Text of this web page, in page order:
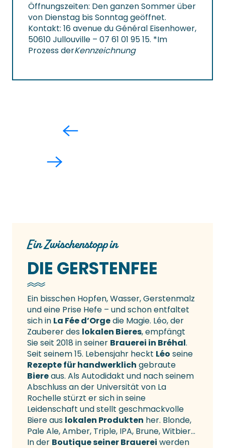
Öffnungszeiten: Den ganzen Sommer über
von Dienstag bis Sonntag geöffnet.
Kontakt: 16 avenue du Général Eisenhower,
50610 Jullouville – 07 61 01 95 15. *Im
Prozess derKennzeichnung
Ein Zwischenstopp in
DIE GERSTENFEE
Ein bisschen Hopfen, Wasser, Gerstenmalz
und eine Prise Hefe – und schon entfaltet
sich in La Fée d’Orgedie Magie. Léo, der
Zauberer des lokalen Bieres, empfängt
Sie seit 2018 in seiner Brauerei in Bréhal.
Seit seinem 15. Lebensjahr heckt Léo seine
Rezepte für handwerklich gebraute
Biereaus. Als Autodidakt und nach seinem
Abschluss an der Universität von La
Rochelle stürzt er sich in seine
Leidenschaft und stellt geschmackvolle
Biere aus lokalen Produkten her. Blonde,
Pale Ale, Amber, Triple, IPA, Brune, Witbier…
In der Boutique seiner Brauerei werden